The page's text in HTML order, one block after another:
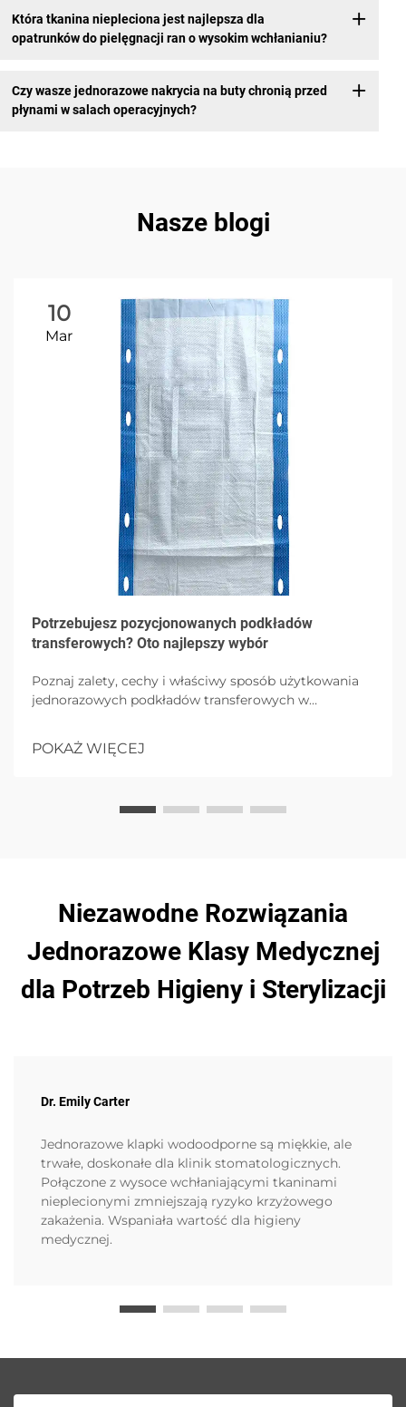
Która tkanina niepleciona jest najlepsza dla
opatrunków do pielęgnacji ran o wysokim wchłanianiu?
Czy wasze jednorazowe nakrycia na buty chronią przed
płynami w salach operacyjnych?
Nasze blogi
10
Mar
Potrzebujesz pozycjonowanych podkładów
transferowych? Oto najlepszy wybór
Poznaj zalety, cechy i właściwy sposób użytkowania
jednorazowych podkładów transferowych w
higienę, wygodę pacjenta i kontrolę zakażeń dzięki
opcjom o wysokim pochłanianiu.
POKAŻ WIĘCEJ
Niezawodne Rozwiązania
Jednorazowe Klasy Medycznej
dla Potrzeb Higieny i Sterylizacji
Dr. Emily Carter
Jednorazowe klapki wodoodporne są miękkie, ale
trwałe, doskonałe dla klinik stomatologicznych.
Połączone z wysoce wchłaniającymi tkaninami
nieplecionymi zmniejszają ryzyko krzyżowego
zakażenia. Wspaniała wartość dla higieny
medycznej.